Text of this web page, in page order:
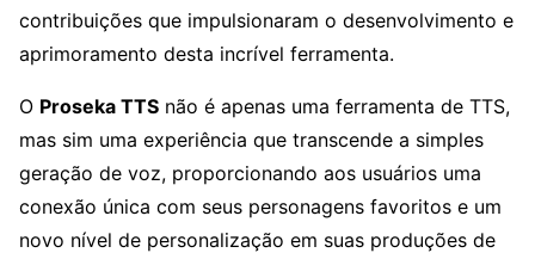
contribuições que impulsionaram o desenvolvimento e
aprimoramento desta incrível ferramenta.
O Proseka TTS não é apenas uma ferramenta de TTS,
mas sim uma experiência que transcende a simples
geração de voz, proporcionando aos usuários uma
conexão única com seus personagens favoritos e um
novo nível de personalização em suas produções de